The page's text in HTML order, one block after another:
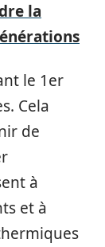
la
le 1er
Cela
de
à
et à